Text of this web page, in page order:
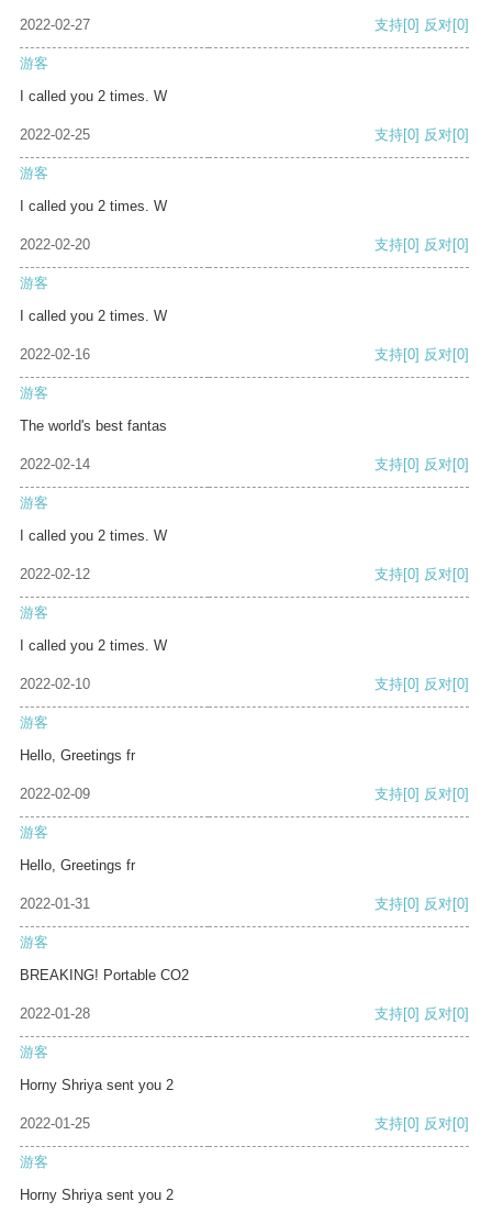
2022-02-27 支持[0] 反对[0]
游客
I called you 2 times. W
2022-02-25 支持[0] 反对[0]
游客
I called you 2 times. W
2022-02-20 支持[0] 反对[0]
游客
I called you 2 times. W
2022-02-16 支持[0] 反对[0]
游客
The world's best fantas
2022-02-14 支持[0] 反对[0]
游客
I called you 2 times. W
2022-02-12 支持[0] 反对[0]
游客
I called you 2 times. W
2022-02-10 支持[0] 反对[0]
游客
Hello, Greetings fr
2022-02-09 支持[0] 反对[0]
游客
Hello, Greetings fr
2022-01-31 支持[0] 反对[0]
游客
BREAKING! Portable CO2
2022-01-28 支持[0] 反对[0]
游客
Horny Shriya sent you 2
2022-01-25 支持[0] 反对[0]
游客
Horny Shriya sent you 2